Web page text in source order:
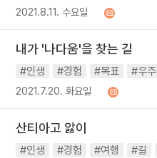
2021.8.11. 수요일
내가 '나다움'을 찾는 길
#인생 #경험 #목표 #우주
2021.7.20. 화요일
산티아고 앓이
#인생 #경험 #여행 #길